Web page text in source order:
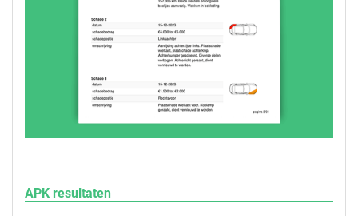
APK resultaten